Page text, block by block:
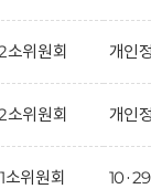
소위원회 개인
소위원회 개인
1소위원회